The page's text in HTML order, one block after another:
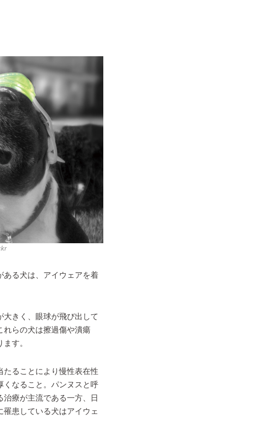
ある犬は、アイウェアを着
きく、眼球が飛び出して
れらの犬は擦過傷や潰瘍
す。
たることにより慢性表在性
くなること。パンヌスと呼
療が主流である一方、日
患している犬はアイウェ